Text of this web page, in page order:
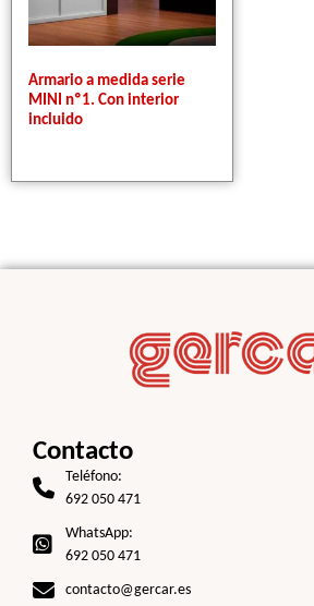
Armario a medida serie
MINI nº1. Con interior
incluido
Contacto
Teléfono:
692 050 471
WhatsApp:
692 050 471
contacto@gercar.es